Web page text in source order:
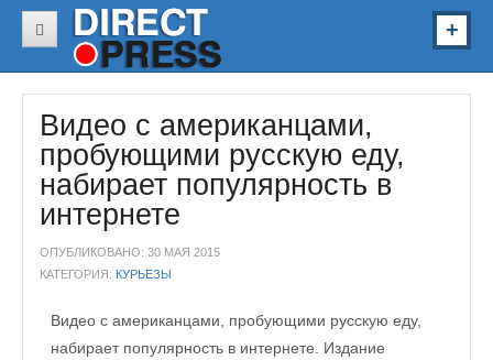
В Украине
В Мире
Звезды
Спорт
Здоровье
Видео с американцами,
пробующими русскую еду,
набирает популярность в
интернете
ОПУБЛИКОВАНО: 30 МАЯ 2015
КАТЕГОРИЯ: КУРЬЕЗЫ
Видео с американцами, пробующими русскую еду,
набирает популярность в интернете. Издание